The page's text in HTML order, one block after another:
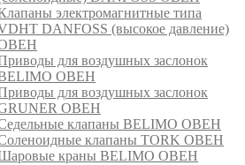
электромагнитные типа
DANFOSS (высокое давление)
для воздушных заслонок
ОВЕН
для воздушных заслонок
ОВЕН
клапаны BELIMO ОВЕН
клапаны TORK ОВЕН
краны BELIMO ОВЕН